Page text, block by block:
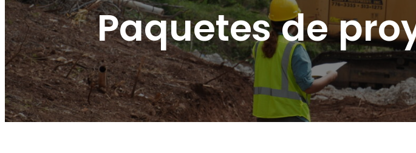
Paquetes de